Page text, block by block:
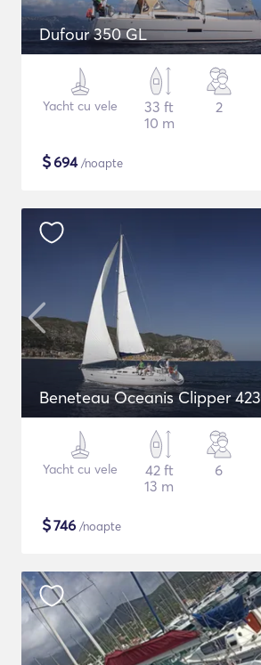
Dufour 350 GL
Yacht cu vele
33 ft
10 m
2
$694/noapte
Beneteau Oceanis Clipper 423
Yacht cu vele
42 ft
13 m
6
$746 /noapte